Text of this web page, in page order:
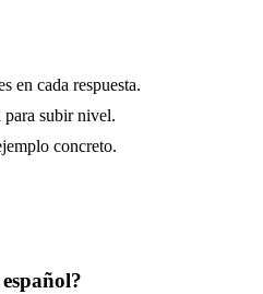
en cada respuesta.
para subir nivel.
concreto.